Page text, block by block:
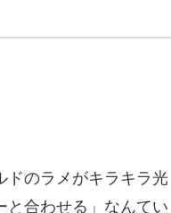
ドのラメがキラキラ光
と合わせる」なんてい